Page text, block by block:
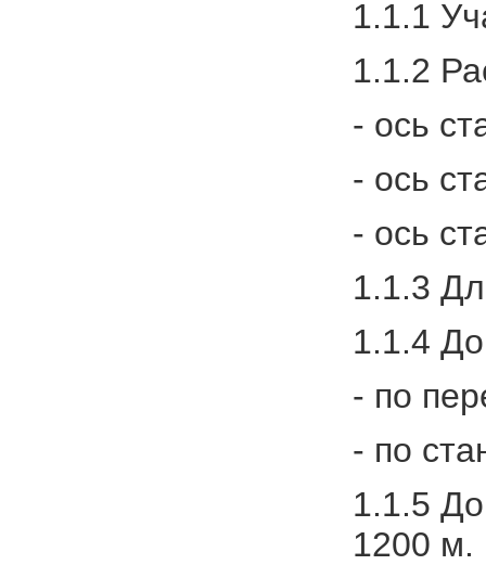
1.1.1
1.1.2
- ось
- ось
- ось
1.1.3
1.1.4
- по
- по
1.1.5
1200 м.